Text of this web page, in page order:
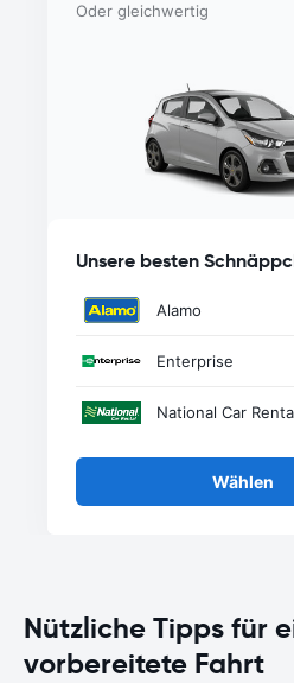
Oder gleichwertig
Unsere besten
Alamo
Enterprise
National Car
Wählen
Nützliche Tipps für
vorbereitete Fahrt